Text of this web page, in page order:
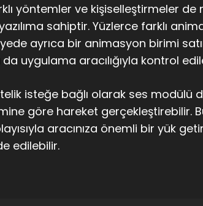
yöntemler ve kişiselleştirmeler de
sahiptir. Yüzlerce farklı
ayrıca bir animasyon birimi
uygulama aracılığıyla kontrol
isteğe bağlı olarak ses modülü
göre hareket gerçekleştirebilir.
aracınıza önemli bir yük
edilebilir.